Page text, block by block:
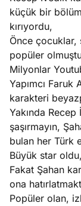
küçük bir
kırıyordu,
Önce çocuklar,
popüler
Milyonlar
Yapımcı Faruk
karakteri
Yakında
şaşırmayın,
bulan her Türk
Büyük star oldu,
Fakat Şahan
ona
Popüler olan,